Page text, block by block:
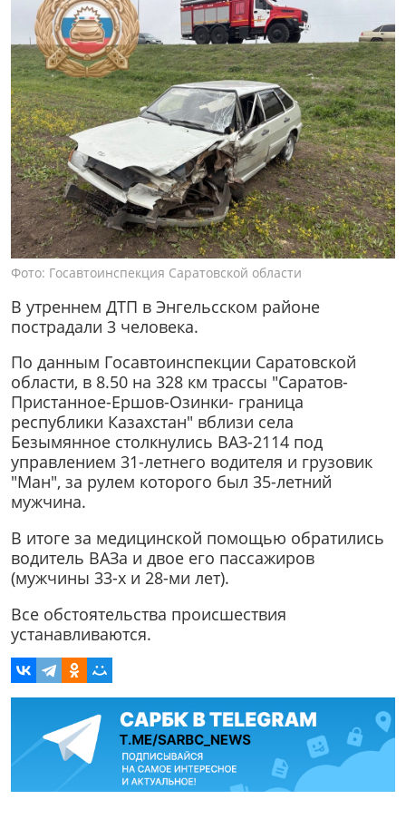
Фото: Госавтоинспекция Саратовской области
В утреннем ДТП в Энгельсском районе
пострадали 3 человека.
По данным Госавтоинспекции Саратовской
области, в 8.50 на 328 км трассы "Саратов-
Пристанное-Ершов-Озинки- граница
республики Казахстан" вблизи села
Безымянное столкнулись ВАЗ-2114 под
управлением 31-летнего водителя и грузовик
"Ман", за рулем которого был 35-летний
мужчина.
В итоге за медицинской помощью обратились
водитель ВАЗа и двое его пассажиров
(мужчины 33-х и 28-ми лет).
Все обстоятельства происшествия
устанавливаются.